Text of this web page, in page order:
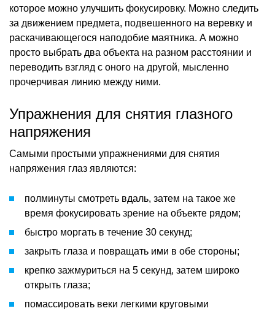
которое можно улучшить фокусировку. Можно следить
за движением предмета, подвешенного на веревку и
раскачивающегося наподобие маятника. А можно
просто выбрать два объекта на разном расстоянии и
переводить взгляд с оного на другой, мысленно
прочерчивая линию между ними.
Упражнения для снятия глазного
напряжения
Самыми простыми упражнениями для снятия
напряжения глаз являются:
полминуты смотреть вдаль, затем на такое же
время фокусировать зрение на объекте рядом;
быстро моргать в течение 30 секунд;
закрыть глаза и повращать ими в обе стороны;
крепко зажмуриться на 5 секунд, затем широко
открыть глаза;
помассировать веки легкими круговыми